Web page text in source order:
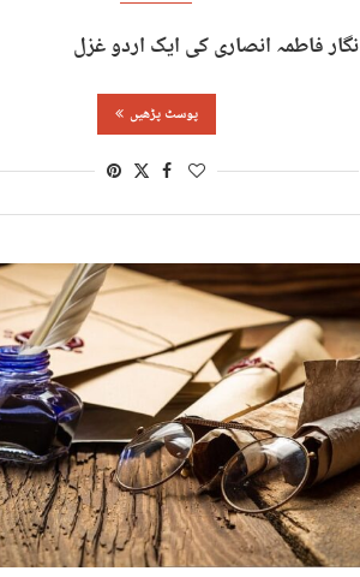
نگار فاطمہ انصاری کی ایک اردو غزل
پوسٹ پڑھیں